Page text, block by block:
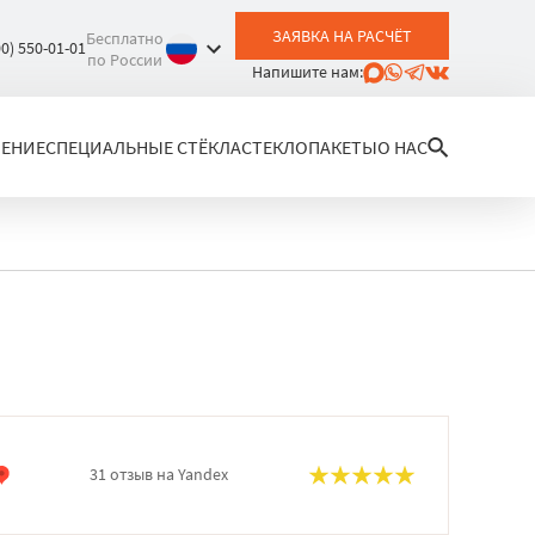
550-01-01Бесплатно
по России
ЗАЯВКА НА РАСЧЁТ
Напишите нам:
СПЕЦИАЛЬНЫЕ СТЁКЛАСТЕКЛОПАКЕТЫО НАС
31 отзыв на Yandex